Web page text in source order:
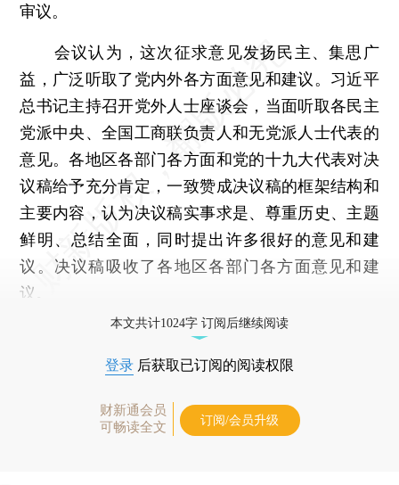
审议。
会议认为，这次征求意见发扬民主、集思广
益，广泛听取了党内外各方面意见和建议。习近平
总书记主持召开党外人士座谈会，当面听取各民主
党派中央、全国工商联负责人和无党派人士代表的
意见。各地区各部门各方面和党的十九大代表对决
议稿给予充分肯定，一致赞成决议稿的框架结构和
主要内容，认为决议稿实事求是、尊重历史、主题
鲜明、总结全面，同时提出许多很好的意见和建
议。决议稿吸收了各地区各部门各方面意见和建
议。
本文共计1024字 订阅后继续阅读
登录 后获取已订阅的阅读权限
财新通会员
可畅读全文
订阅/会员升级